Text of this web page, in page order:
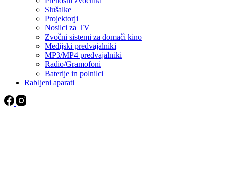
Slušalke
Projektorji
Nosilci za TV
Zvočni sistemi za domači kino
Medijski predvajalniki
MP3/MP4 predvajalniki
Radio/Gramofoni
Baterije in polnilci
Rabljeni aparati